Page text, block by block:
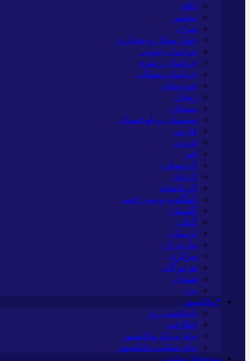
ایلام
بوشهر
تهران
چهار محال و بختیاری
خراسان جنوبی
خراسان رضوی
خراسان شمالی
خوزستان
زنجان
سمنان
سیستان و بلوچستان
فارس
قزوین
قم
کردستان
کرمان
کرمانشاه
کهگلویه و بویر احمد
گلستان
گیلان
لرستان
مازندران
مرکزی
هرمزگان
همدان
یزد
*ماناسپهر
یادداشت روز
اطلاعیه
پیام تبریک ماناسپهر
پیام تسلیت ماناسپهر
پیوندهای سایت